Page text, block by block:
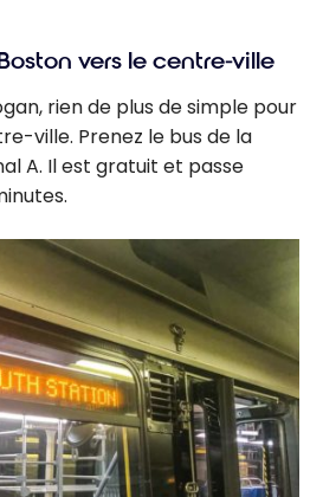
vers le centre-ville
rien de plus de simple pour
ville. Prenez le bus de la
A. Il est gratuit et passe